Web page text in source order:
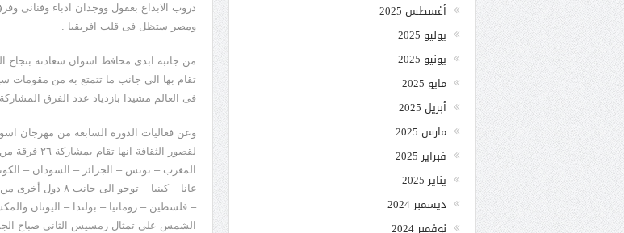
دروب الابداع بعقول ووجدان ادباء وفنانى
ومصر ستظل فى قلب افريقيا .
من جانبه ابدى محافظ اسوان سعادته بنجاح
فى العالم مشيدا بازدياد عدد الفرق
وعن فعاليات الدورة السابعة من مهرجان
المغرب – تونس – الجزائر – السودان –
غانا – كينيا –
أغسطس 2025
يوليو 2025
يونيو 2025
مايو 2025
أبريل 2025
مارس 2025
فبراير 2025
يناير 2025
ديسمبر 2024
نوفمبر 2024